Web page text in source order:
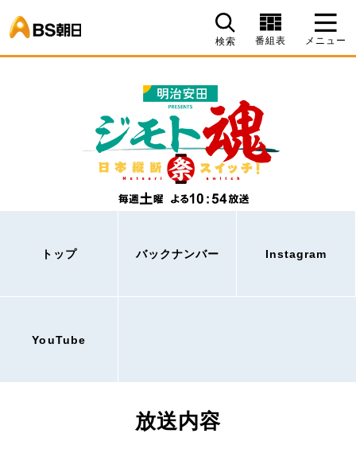
検索 番組表 メニュー
トップ バックナンバー Instagram
YouTube
放送内容